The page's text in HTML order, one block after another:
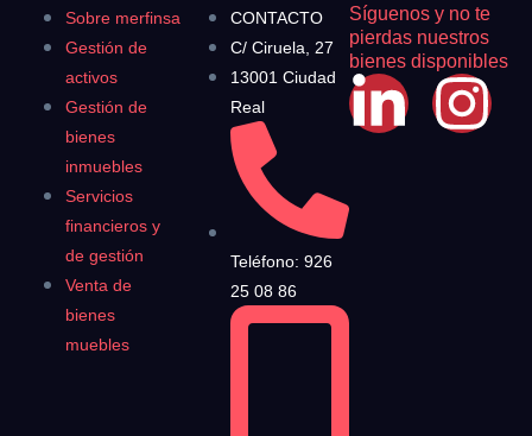
Sobre merfinsa
Gestión de
activos
Gestión de
bienes
inmuebles
Servicios
financieros y
de gestión
Venta de
bienes
muebles
CONTACTO
C/ Ciruela, 27
13001 Ciudad
Real
Teléfono: 926
25 08 86
Síguenos y no te
pierdas nuestros
bienes disponibles